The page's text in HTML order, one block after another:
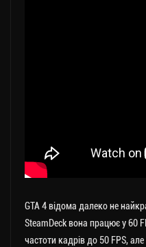
GTA 4 відома далеко не
SteamDeck вона працює у 60
частоти кадрів до 50 FPS,